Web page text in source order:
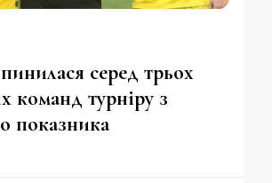
серед трьох
команд турніру з
показника